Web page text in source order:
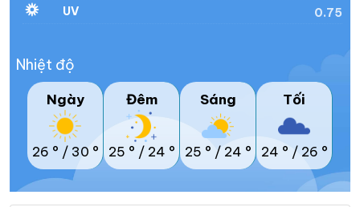
UV
0.75
Nhiệt độ
Ngày
26 ° / 30 °
Đêm
25 ° / 24 °
Sáng
25 ° / 24 °
Tối
24 ° / 26 °